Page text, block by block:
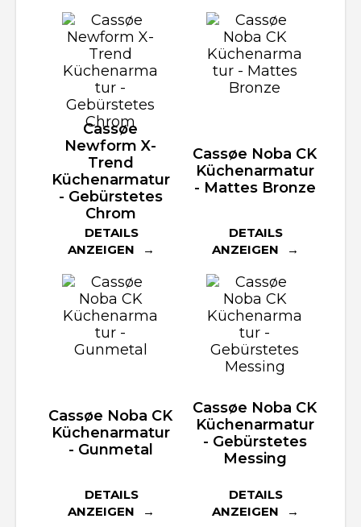
Cassøe
Newform X-
Trend
Küchenarmatur
- Gebürstetes
Chrom
DETAILS
ANZEIGEN
Cassøe Noba CK
Küchenarmatur
- Mattes Bronze
DETAILS
ANZEIGEN
Cassøe Noba CK
Küchenarmatur
- Gunmetal
DETAILS
ANZEIGEN
Cassøe Noba CK
Küchenarmatur
- Gebürstetes
Messing
DETAILS
ANZEIGEN